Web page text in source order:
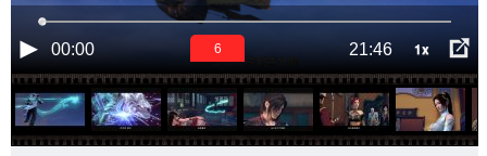
00:00 21:46 1x
6